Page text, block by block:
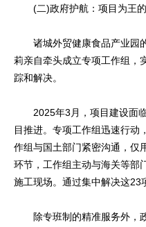
(二)政府护航：项目为王的
诸城外贸健康食品产业园的
莉亲自牵头成立专项工作组，
踪和解决。
2025年3月，项目建设面临
目推进。专项工作组迅速行动
作组与国土部门紧密沟通，仅
环节，工作组主动与海关等部
施工现场。通过集中解决这23
除专班制的精准服务外，政